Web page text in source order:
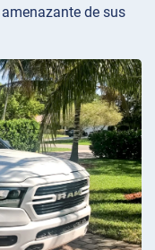
de sus